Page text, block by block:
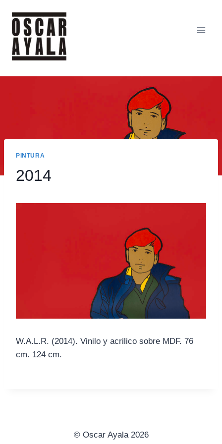
contenido
PINTURA
2014
W.A.L.R. (2014). Vinilo y acrilico sobre MDF. 76
cm. 124 cm.
© Oscar Ayala 2026